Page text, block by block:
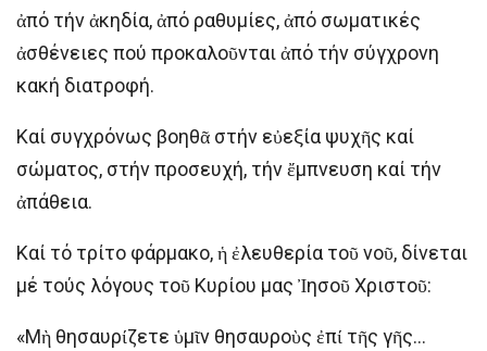
ἀπό τήν ἀκηδία, ἀπό ραθυμίες, ἀπό σωματικές
ἀσθένειες πού προκαλοῦνται ἀπό τήν σύγχρονη
κακή διατροφή.
Καί συγχρόνως βοηθᾶ στήν εὐεξία ψυχῆς καί
σώματος, στήν προσευχή, τήν ἔμπνευση καί τήν
ἀπάθεια.
Καί τό τρίτο φάρμακο, ἡ ἐλευθερία τοῦ νοῦ, δίνεται
μέ τούς λόγους τοῦ Κυρίου μας Ἰησοῦ Χριστοῦ:
«Μὴ θησαυρίζετε ὑμῖν θησαυροὺς ἐπί τῆς γῆς…